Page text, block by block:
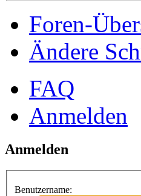
Foren-
Ändere
FAQ
Anmelden
Anmelden
Benutzername: